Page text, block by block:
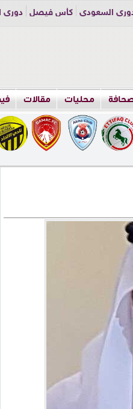
السعودي كأس فيصل دوري
محليات مقالات